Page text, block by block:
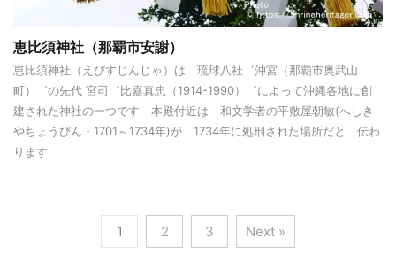
恵比須神社（那覇市安謝）
恵比須神社（えびすじんじゃ）は 琉球八社゛沖宮（那覇市奥武山
町）゛の先代 宮司゛比嘉真忠（1914-1990）゛によって沖縄各地に創
建された神社の一つです 本殿付近は 和文学者の平敷屋朝敏(へしき
やちょうびん・1701～1734年)が 1734年に処刑された場所だと 伝わ
ります
1 2 3 Next »